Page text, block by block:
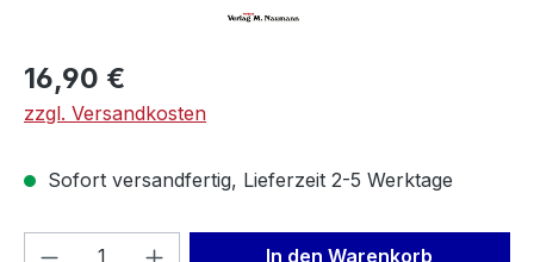
Regulärer Preis:
16,90 €
zzgl. Versandkosten
Sofort versandfertig, Lieferzeit 2-5 Werktage
Produkt Anzahl: Gib denIn den Warenkorb